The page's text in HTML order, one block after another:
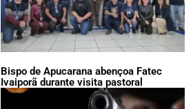
Bispo de Apucarana abençoa Fatec
Ivaiporã durante visita pastoral